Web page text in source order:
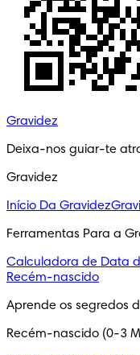
Gravidez
Deixa-nos guiar-te
Gravidez
Início Da Gravidez
Ferramentas Para a
Calculadora de Data
Recém-nascido
Aprende os segredos
Recém-nascido (0-3